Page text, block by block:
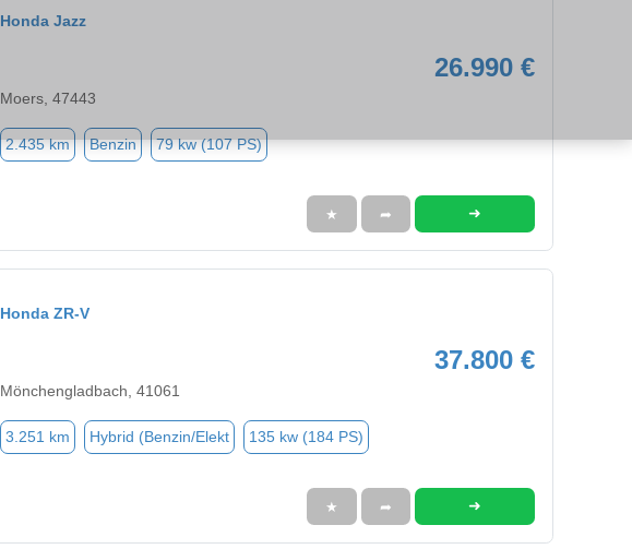
Honda Jazz
26.990 €
Moers, 47443
2.435 km Benzin 79 kw (107 PS)
★ ➦ ➜
Honda ZR-V
37.800 €
Mönchengladbach, 41061
3.251 km Hybrid (Benzin/Elekt 135 kw (184 PS)
★ ➦ ➜